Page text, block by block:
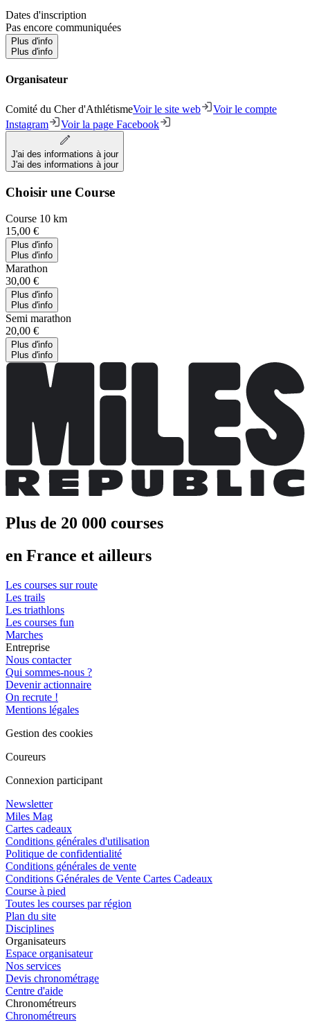
Dates d'inscription
Pas encore communiquées
Plus d'info
Plus d'info
Organisateur
Comité du Cher d'AthlétismeVoir le site web
Voir le compte
Instagram
Voir la page Facebook
J'ai des informations à jour
J'ai des informations à jour
Choisir une Course
Course 10 km
15,00 €
Plus d'info
Plus d'info
Marathon
30,00 €
Plus d'info
Plus d'info
Semi marathon
20,00 €
Plus d'info
Plus d'info
Plus de 20 000 courses
en France et ailleurs
Les courses sur route
Les trails
Les triathlons
Les courses fun
Marches
Entreprise
Nous contacter
Qui sommes-nous ?
Devenir actionnaire
On recrute !
Mentions légales
Gestion des cookies
Coureurs
Connexion participant
Newsletter
Miles Mag
Cartes cadeaux
Conditions générales d'utilisation
Politique de confidentialité
Conditions générales de vente
Conditions Générales de Vente Cartes Cadeaux
Course à pied
Toutes les courses par région
Plan du site
Disciplines
Organisateurs
Espace organisateur
Nos services
Devis chronométrage
Centre d'aide
Chronométreurs
Chronométreurs